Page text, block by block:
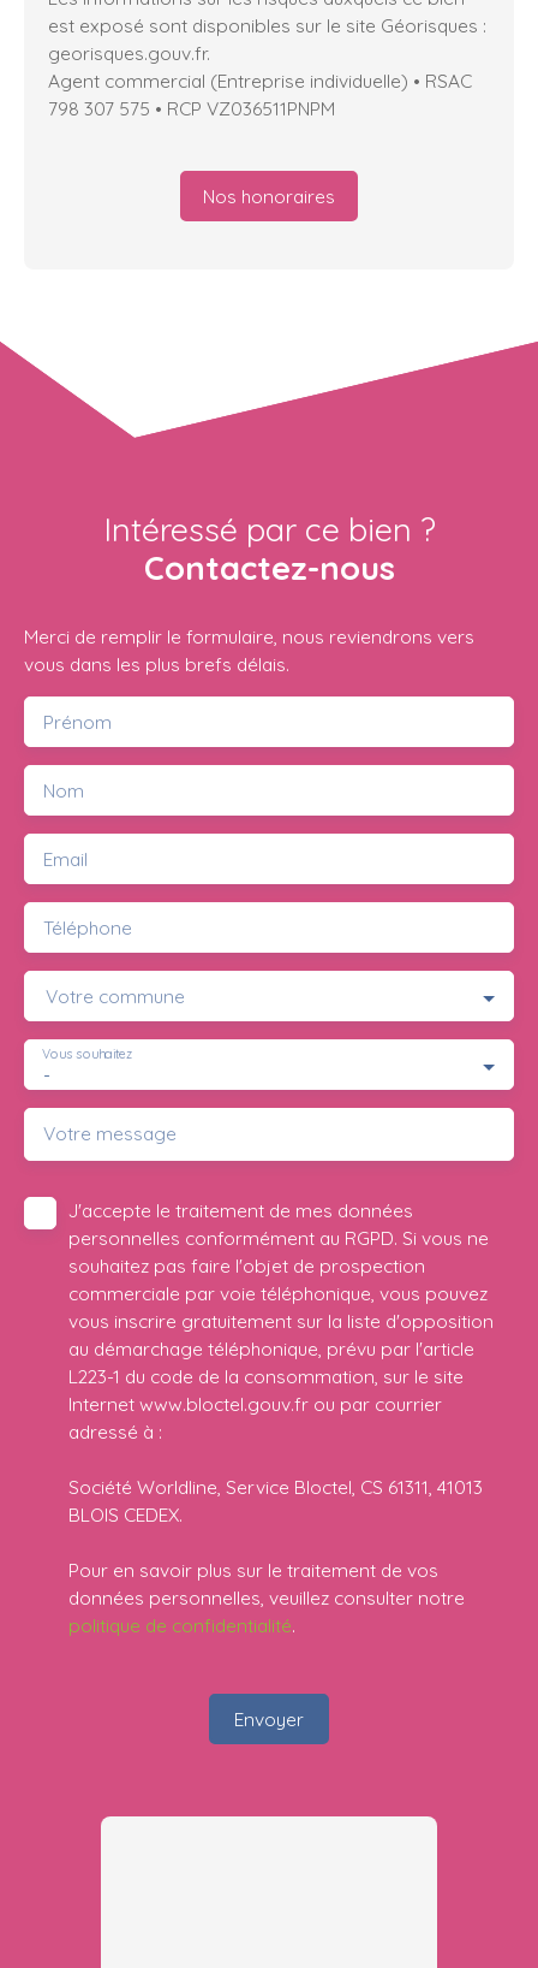
est exposé sont disponibles sur le site Géorisques :
georisques.gouv.fr.
Agent commercial (Entreprise individuelle) • RSAC
798 307 575 • RCP VZ036511PNPM
Nos honoraires
Intéressé par ce bien ?
Contactez-nous
Merci de remplir le formulaire, nous reviendrons vers
vous dans les plus brefs délais.
Prénom
Nom
Email
Téléphone
Votre commune
-
Vous souhaitez
Votre message
J'accepte le traitement de mes données
personnelles conformément au RGPD. Si vous ne
souhaitez pas faire l'objet de prospection
commerciale par voie téléphonique, vous pouvez
vous inscrire gratuitement sur la liste d'opposition
au démarchage téléphonique, prévu par l'article
L223-1 du code de la consommation, sur le site
Internet www.bloctel.gouv.fr ou par courrier
adressé à :
Société Worldline, Service Bloctel, CS 61311, 41013
BLOIS CEDEX.
Pour en savoir plus sur le traitement de vos
données personnelles, veuillez consulter notre
politique de confidentialité.
Envoyer